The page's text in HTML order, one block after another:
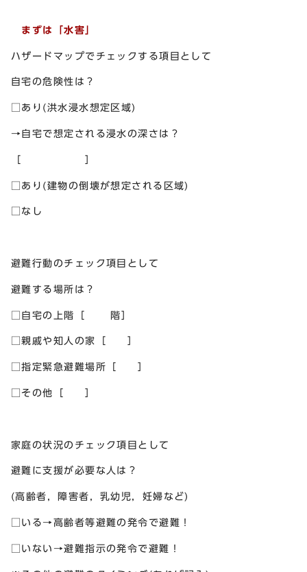
まずは「水害」
ハザードマップでチェックする項目として
自宅の危険性は？
□あり(洪水浸水想定区域)
→自宅で想定される浸水の深さは？
［ ］
□あり(建物の倒壊が想定される区域)
□なし
避難行動のチェック項目として
避難する場所は？
□自宅の上階［ 階］
□親戚や知人の家［ ］
□指定緊急避難場所［ ］
□その他［ ］
家庭の状況のチェック項目として
避難に支援が必要な人は？
(高齢者，障害者，乳幼児，妊婦など)
□いる→高齢者等避難の発令で避難！
□いない→避難指示の発令で避難！